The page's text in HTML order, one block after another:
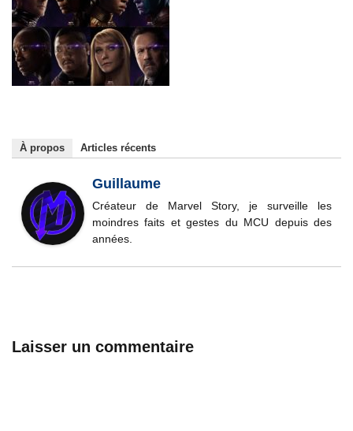
À propos Articles récents
Guillaume
Créateur de Marvel Story, je surveille les
moindres faits et gestes du MCU depuis des
années.
Laisser un commentaire